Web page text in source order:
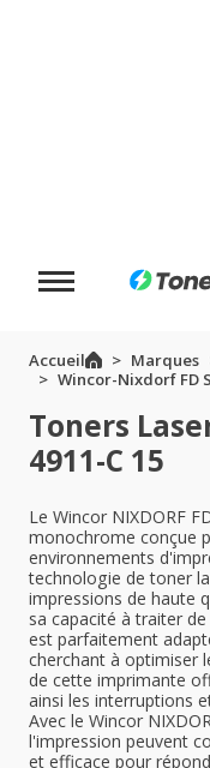
Accueil Marques
Wincor-Nixdorf FD
Toners
4911-C 15
Le Wincor NIXDORF
monochrome conçue
environnements
technologie de toner
impressions de haute
sa capacité à traiter
est parfaitement
cherchant à optimiser
de cette imprimante
ainsi les interruptions
Avec le Wincor
l'impression peuvent
et efficace pour